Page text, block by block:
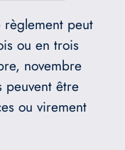
règlement peut
ou en trois
novembre
peuvent être
ou virement